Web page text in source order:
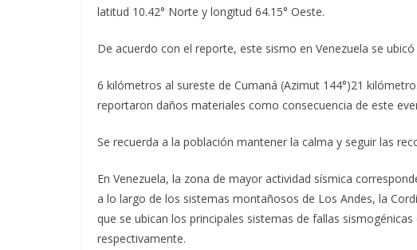
latitud 10.42° Norte y longitud 64.15° Oeste.
De acuerdo con el reporte, este sismo en Venezuela se
6 kilómetros al sureste de Cumaná (Azimut 144°)21
reportaron daños materiales como consecuencia de este
Se recuerda a la población mantener la calma y seguir las
En Venezuela, la zona de mayor actividad sísmica
a lo largo de los sistemas montañosos de Los Andes, la
que se ubican los principales sistemas de fallas
respectivamente.